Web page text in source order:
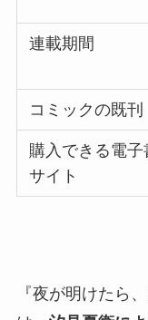
連載期間
コミックの既刊
購入できる電子
サイト
『夜が明けたら